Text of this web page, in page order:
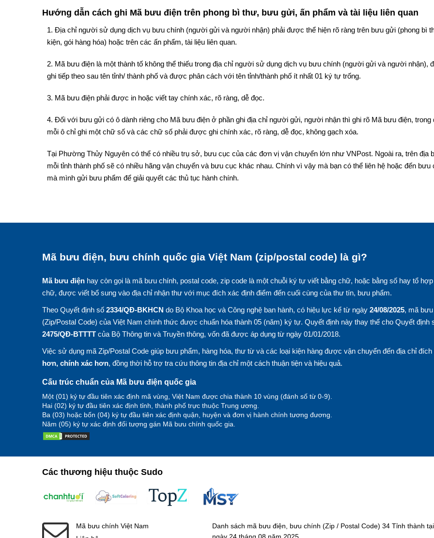
Hướng dẫn cách ghi Mã bưu điện trên phong bì thư, bưu gửi, ấn phẩm và tài liệu liên quan
1. Địa chỉ người sử dụng dịch vụ bưu chính (người gửi và người nhận) phải được thể hiện rõ ràng trên bưu gửi (phong bì
kiện, gói hàng hóa) hoặc trên các ấn phẩm, tài liệu liên quan.
2. Mã bưu điện là một thành tố không thể thiếu trong địa chỉ người sử dụng dịch vụ bưu chính (người gửi và người nhận),
ghi tiếp theo sau tên tỉnh/ thành phố và được phân cách với tên tỉnh/thành phố ít nhất 01 ký tự trống.
3. Mã bưu điện phải được in hoặc viết tay chính xác, rõ ràng, dễ đọc.
4. Đối với bưu gửi có ô dành riêng cho Mã bưu điện ở phần ghi địa chỉ người gửi, người nhận thì ghi rõ Mã bưu điện, trong
mỗi ô chỉ ghi một chữ số và các chữ số phải được ghi chính xác, rõ ràng, dễ đọc, không gạch xóa.
Tại Phường Thủy Nguyên có thể có nhiều trụ sở, bưu cục của các đơn vị vận chuyển lớn như VNPost. Ngoài ra, trên địa
mỗi tỉnh thành phố sẽ có nhiều hãng vận chuyển và bưu cục khác nhau. Chính vì vậy mà bạn có thể liên hệ hoặc đến bưu
mà mình gửi bưu phẩm để giải quyết các thủ tục hành chính.
Mã bưu điện, bưu chính quốc gia Việt Nam (zip/postal code) là gì?
Mã bưu điện hay còn gọi là mã bưu chính, postal code, zip code là một chuỗi ký tự viết bằng chữ, hoặc bằng số hay tổ
chữ, được viết bổ sung vào địa chỉ nhận thư với mục đích xác định điểm đến cuối cùng của thư tín, bưu phẩm.
Theo Quyết định số 2334/QĐ-BKHCN do Bộ Khoa học và Công nghệ ban hành, có hiệu lực kể từ ngày 24/08/2025, mã
(Zip/Postal Code) của Việt Nam chính thức được chuẩn hóa thành 05 (năm) ký tự. Quyết định này thay thế cho Quyết định
2475/QĐ-BTTTT của Bộ Thông tin và Truyền thông, vốn đã được áp dụng từ ngày 01/01/2018.
Việc sử dụng mã Zip/Postal Code giúp bưu phẩm, hàng hóa, thư từ và các loại kiện hàng được vận chuyển đến địa chỉ đích
hơn, chính xác hơn, đồng thời hỗ trợ tra cứu thông tin địa chỉ một cách thuận tiện và hiệu quả.
Cấu trúc chuẩn của Mã bưu điện quốc gia
Một (01) ký tự đầu tiên xác định mã vùng, Việt Nam được chia thành 10 vùng (đánh số từ 0-9).
Hai (02) ký tự đầu tiên xác định tỉnh, thành phố trực thuộc Trung ương.
Ba (03) hoặc bốn (04) ký tự đầu tiên xác định quận, huyện và đơn vị hành chính tương đương.
Năm (05) ký tự xác định đối tượng gán Mã bưu chính quốc gia.
Các thương hiệu thuộc Sudo
Mã bưu chính Việt Nam
Danh sách mã bưu điện, bưu chính (Zip / Postal Code) 34 Tỉnh thành